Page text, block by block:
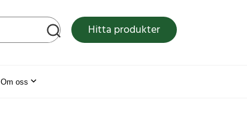
Hitta produkter
Om oss